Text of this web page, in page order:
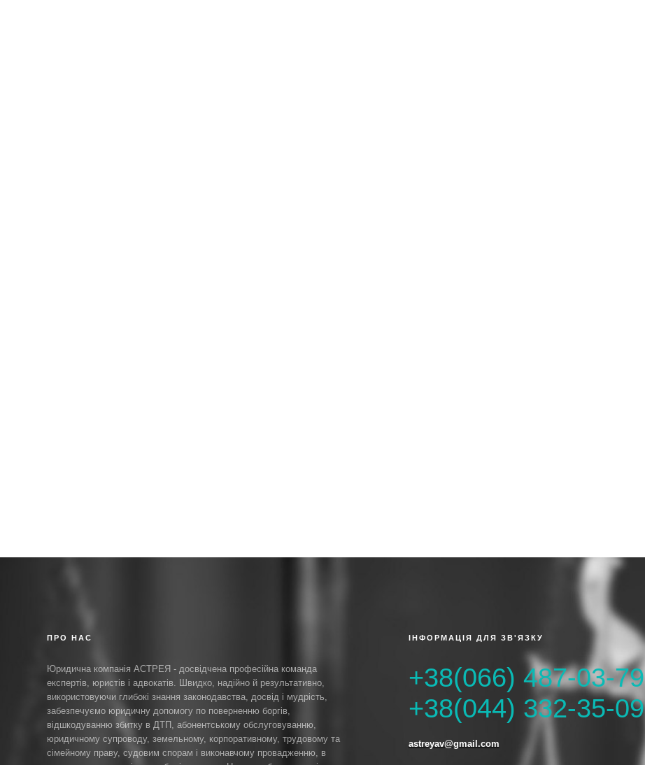
ПРО НАС
Юридична компанія АСТРЕЯ - досвідчена професійна команда
експертів, юристів і адвокатів. Швидко, надійно й результативно,
використовуючи глибокі знання законодавства, досвід і мудрість,
забезпечуємо юридичну допомогу по поверненню боргів,
відшкодуванню збитку в ДТП, абонентському обслуговуванню,
юридичному супроводу, земельному, корпоративному, трудовому та
сімейному праву, судовим спорам і виконавчому провадженню, в
ІНФОРМАЦІЯ ДЛЯ ЗВ'ЯЗКУ
+38(066) 487-03-79
+38(044) 332-35-09
astreyav@gmail.com